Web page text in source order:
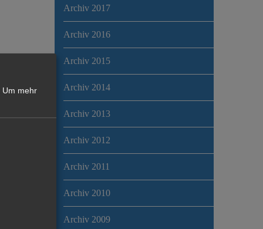
Archiv 2017
Archiv 2016
Archiv 2015
Archiv 2014
Archiv 2013
Archiv 2012
Archiv 2011
Archiv 2010
Archiv 2009
Um mehr